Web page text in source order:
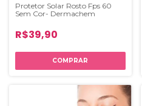
Protetor Solar Rosto Fps 60
Sem Cor- Dermachem
R$39,90